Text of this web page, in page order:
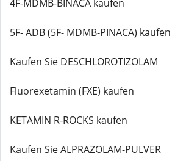
4F-MDMB-BINACA kaufen
5F- ADB (5F- MDMB-PINACA) kaufen
Kaufen Sie DESCHLOROTIZOLAM
Fluorexetamin (FXE) kaufen
KETAMIN R-ROCKS kaufen
Kaufen Sie ALPRAZOLAM-PULVER